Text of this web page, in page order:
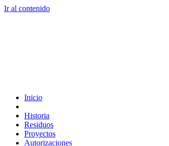
Ir al contenido
Inicio
Historia
Residuos
Proyectos
Autorizaciones